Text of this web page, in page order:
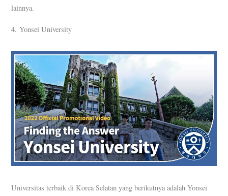
lainnya.
4. Yonsei University
Universitas terbaik di Korea Selatan yang berikutnya adalah Yonsei